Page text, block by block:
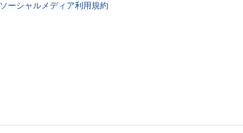
ソーシャルメディア利用規約